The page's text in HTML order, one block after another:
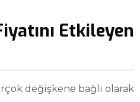
Etkileyen
değişkene bağlı olarak